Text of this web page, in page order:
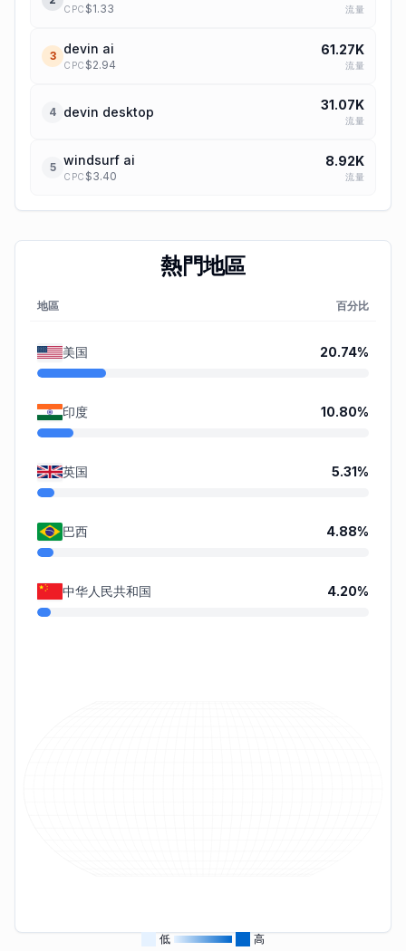
CPC $1.33 流量
3 devin ai
CPC $2.94
61.27K
流量
4 devin desktop 31.07K
流量
5 windsurf ai
CPC $3.40
8.92K
流量
熱門地區
地區 百分比
美国 20.74%
印度 10.80%
英国 5.31%
巴西 4.88%
中华人民共和国 4.20%
低 高